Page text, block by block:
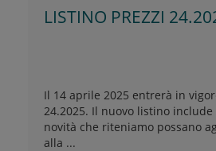
LISTINO PREZZI
Il 14 aprile 2025 entrerà in
24.2025. Il nuovo listino
novità che riteniamo possano
alla ...